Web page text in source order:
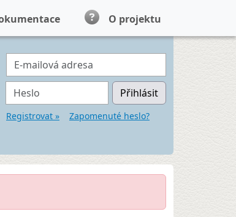
O projektu
E-mailová adresa
Heslo Přihlásit
Registrovat » Zapomenuté heslo?